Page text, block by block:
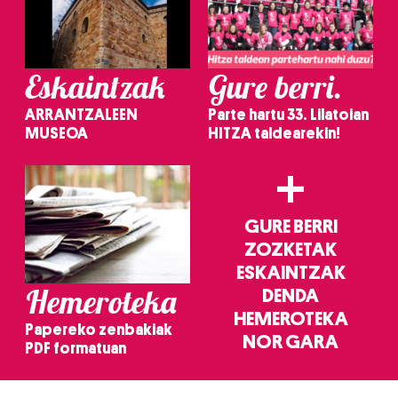
Eskaintzak
ARRANTZALEEN
MUSEOA
Gure berri.
Parte hartu 33. Lilatoian
HITZA taldearekin!
Hemeroteka
Papereko zenbakiak
PDF formatuan
+
GURE BERRI
ZOZKETAK
ESKAINTZAK
DENDA
HEMEROTEKA
NOR GARA